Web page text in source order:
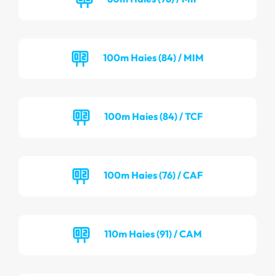
100m Haies (84) / MIM
100m Haies (84) / TCF
100m Haies (76) / CAF
110m Haies (91) / CAM